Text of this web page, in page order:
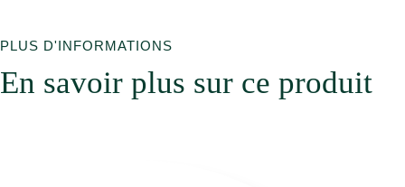
PLUS D'INFORMATIONS
En savoir plus sur ce produit